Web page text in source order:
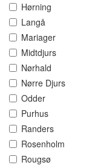
Hørning
Langå
Mariager
Midtdjurs
Nørhald
Nørre Djurs
Odder
Purhus
Randers
Rosenholm
Rougsø